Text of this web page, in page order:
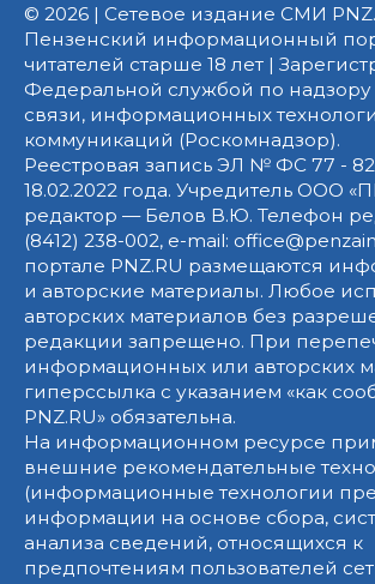
© 2026 | Сетевое издание СМИ
Пензенский информационный
читателей старше 18 лет |
Федеральной службой по
связи, информационных
коммуникаций (Роскомнадзор).
Реестровая запись ЭЛ № ФС 77 -
18.02.2022 года. Учредитель ООО
редактор — Белов В.Ю. Телефон
(8412) 238-002, e-mail:
портале PNZ.RU размещаются
и авторские материалы. Любое
авторских материалов без
редакции запрещено. При
информационных или авторских
гиперссылка с указанием «как
PNZ.RU» обязательна.
На информационном ресурсе
внешние рекомендательные
(информационные технологии
информации на основе сбора,
анализа сведений, относящихся к
предпочтениям пользователей